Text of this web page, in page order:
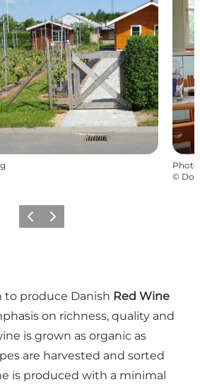
Photo
©
PrécédentSuivant
to produce Danish Red Wine
on richness, quality and
is grown as organic as
are harvested and sorted
is produced with a minimal